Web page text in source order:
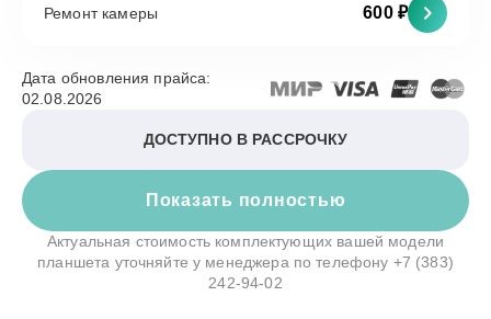
Ремонт камеры 600 ₽
Показать полностью
Дата обновления прайса:
02.08.2026
ДОСТУПНО В РАССРОЧКУ
Актуальная стоимость комплектующих вашей модели
планшета уточняйте у менеджера по телефону +7 (383)
242-94-02